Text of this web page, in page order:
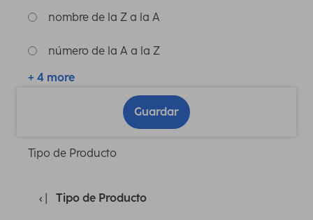
nombre de la Z a la A
número de la A a la Z
+ 4 more
Guardar
Tipo de Producto
Tipo de Producto